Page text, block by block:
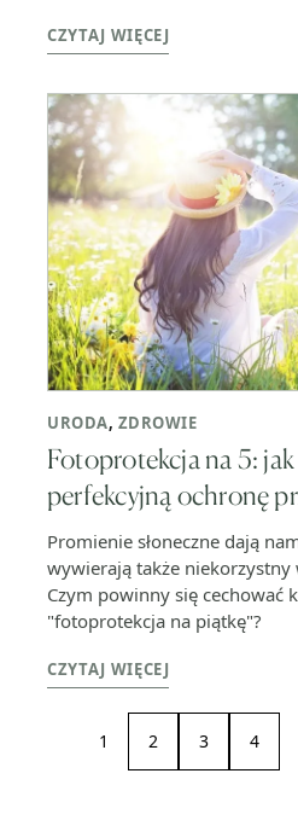
CZYTAJ WIĘCEJ
URODA, ZDROWIE
Fotoprotekcja na 5:
perfekcyjną ochronę
Promienie słoneczne dają
wywierają także niekorzystny
Czym powinny się cechować
"fotoprotekcja na piątkę"?
CZYTAJ WIĘCEJ
1 2 3 4